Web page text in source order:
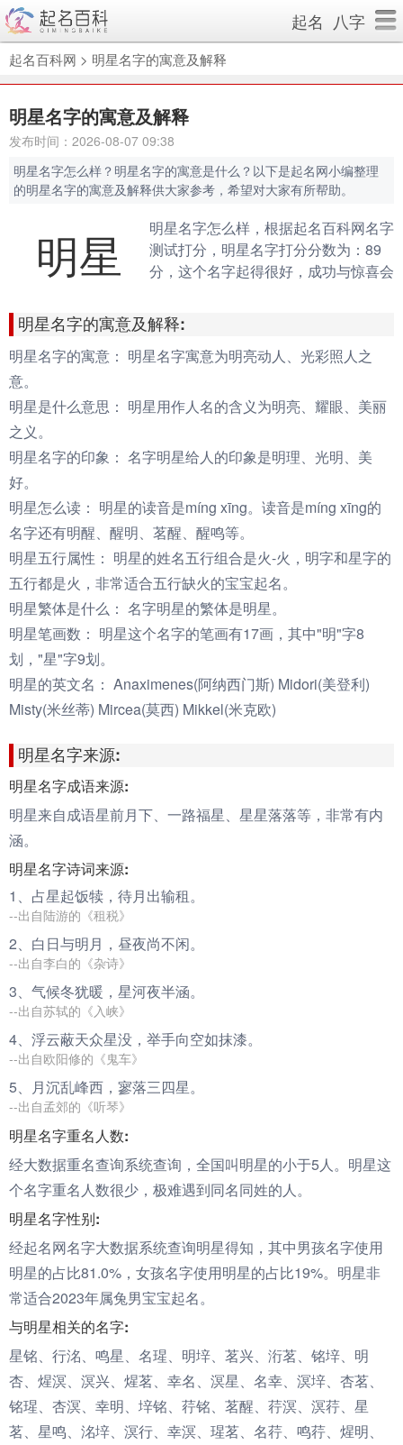
起名 八字
起名百科网 > 明星名字的寓意及解释
明星名字的寓意及解释
发布时间：2026-08-07 09:38
明星名字怎么样？明星名字的寓意是什么？以下是起名网小编整理
的明星名字的寓意及解释供大家参考，希望对大家有所帮助。
明星
明星名字怎么样，根据起名百科网名字
测试打分，明星名字打分分数为：89
分，这个名字起得很好，成功与惊喜会
上为很棒的名字，80-90分为很好的名
字，70分以下为不好的名字）
明星名字的寓意及解释:
明星名字的寓意： 明星名字寓意为明亮动人、光彩照人之
意。
明星是什么意思： 明星用作人名的含义为明亮、耀眼、美丽
之义。
明星名字的印象： 名字明星给人的印象是明理、光明、美
好。
明星怎么读： 明星的读音是míng xīng。读音是míng xīng的
名字还有明醒、醒明、茗醒、醒鸣等。
明星五行属性： 明星的姓名五行组合是火-火，明字和星字的
五行都是火，非常适合五行缺火的宝宝起名。
明星繁体是什么： 名字明星的繁体是明星。
明星笔画数： 明星这个名字的笔画有17画，其中"明"字8
划，"星"字9划。
明星的英文名： Anaximenes(阿纳西门斯) Midori(美登利)
Misty(米丝蒂) Mircea(莫西) Mikkel(米克欧)
明星名字来源:
明星名字成语来源:
明星来自成语星前月下、一路福星、星星落落等，非常有内
涵。
明星名字诗词来源:
1、占星起饭犊，待月出输租。
--出自陆游的《租税》
2、白日与明月，昼夜尚不闲。
--出自李白的《杂诗》
3、气候冬犹暖， 星河夜半涵。
--出自苏轼的《入峡》
4、浮云蔽天众星没，举手向空如抹漆。
--出自欧阳修的《鬼车》
5、月沉乱峰西，寥落三四星。
--出自孟郊的《听琴》
明星名字重名人数:
经大数据重名查询系统查询，全国叫明星的小于5人。明星这
个名字重名人数很少，极难遇到同名同姓的人。
明星名字性别:
经起名网名字大数据系统查询明星得知，其中男孩名字使用
明星的占比81.0%，女孩名字使用明星的占比19%。明星非
常适合2023年属兔男宝宝起名。
与明星相关的名字:
星铭、行洺、鸣星、名瑆、明垶、茗兴、洐茗、铭垶、明
杏、煋溟、溟兴、煋茗、幸名、溟星、名幸、溟垶、杏茗、
铭瑆、杏溟、幸明、垶铭、荇铭、茗醒、荇溟、溟荇、星
茗、星鸣、洺垶、溟行、幸溟、瑆茗、名荇、鸣荇、煋明、